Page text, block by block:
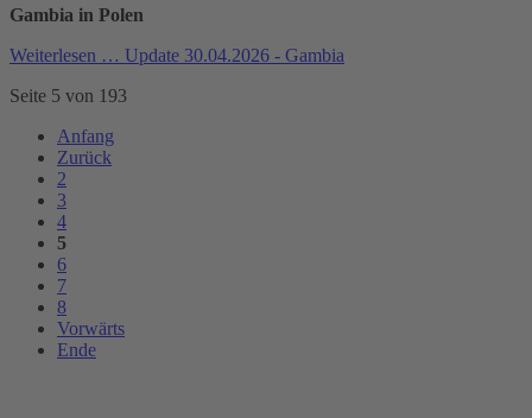
Gambia in Polen
Weiterlesen … Update 30.04.2026 - Gambia
Seite 5 von 193
Anfang
Zurück
2
3
4
5
6
7
8
Vorwärts
Ende